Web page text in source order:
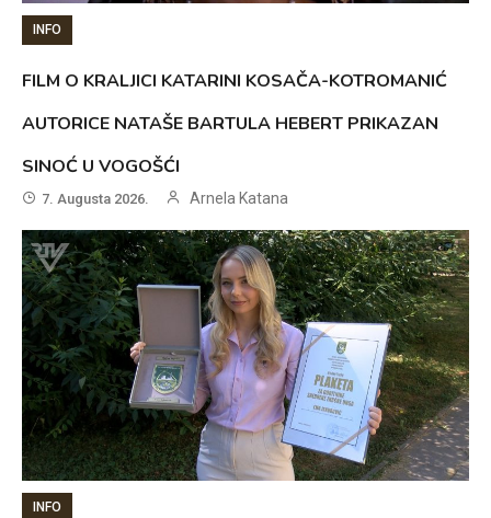
INFO
FILM O KRALJICI KATARINI KOSAČA-KOTROMANIĆ
AUTORICE NATAŠE BARTULA HEBERT PRIKAZAN
SINOĆ U VOGOŠĆI
7. Augusta 2026. Arnela Katana
INFO